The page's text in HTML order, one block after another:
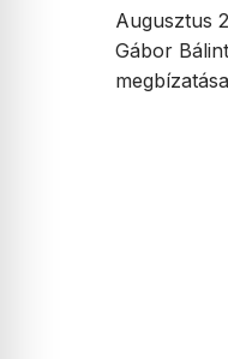
Augusztus
Gábor